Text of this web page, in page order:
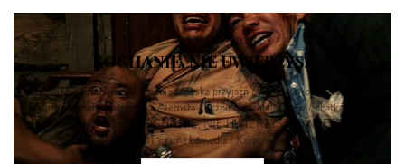
STRASZNIE ŚMIESZNIE 2021
KOCHANIE, NIE UWIERZYSZ
# strasznie śmiesznie / komedia / męska przyjaźń / wędkarstwo / dekapitacje /
przemoc / trudy małżeństwa / zemsta / liczne obrażenia / krew / chatka w lesie
/ gumowe lalki / humor KOCHANIE, NIE UWIERZYSZ / SWEETIE, YOU
WON'T BELIEVE IT czarna komedia / Kazachstan / 2020 / 1h...